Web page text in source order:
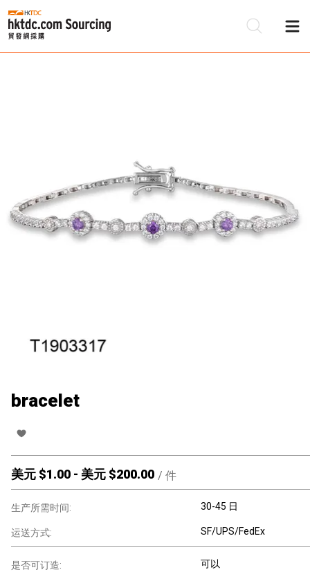
bracelet
美元 $1.00 - 美元 $200.00 / 件
生产所需时间: 30-45 日
运送方式: SF/UPS/FedEx
是否可订造: 可以